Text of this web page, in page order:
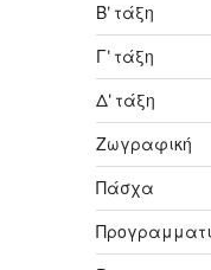
Β' τάξη
Γ' τάξη
Δ' τάξη
Ζωγραφική
Πάσχα